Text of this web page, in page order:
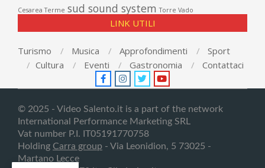
Cesarea Terme sud sound system Torre Vado
LINK UTILI
Turismo Musica Approfondimenti
Sport
Cultura
Eventi Gastronomia Contattaci
© 2025 - Video Salento.it is a part of the network
International Performance Marketing SRL
Vat number P.I. IT05191770758
Holding Carra group - Via Leonidion, 5 73025 -
Martano Lecce